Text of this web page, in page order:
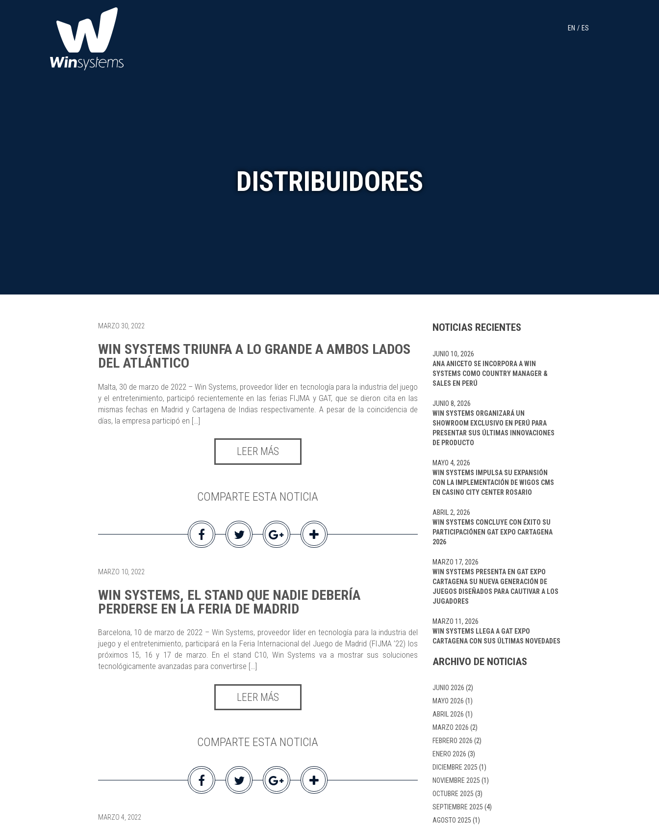
EN ES
DISTRIBUIDORES
MARZO 30, 2022
WIN SYSTEMS TRIUNFA A LO GRANDE A AMBOS LADOS
DEL ATLÁNTICO
Malta, 30 de marzo de 2022 – Win Systems, proveedor líder en tecnología para la industria del juego
y el entretenimiento, participó recientemente en las ferias FIJMA y GAT, que se dieron cita en las
mismas fechas en Madrid y Cartagena de Indias respectivamente. A pesar de la coincidencia de
días, la empresa participó en […]
LEER MÁS
COMPARTE ESTA NOTICIA
MARZO 10, 2022
WIN SYSTEMS, EL STAND QUE NADIE DEBERÍA
PERDERSE EN LA FERIA DE MADRID
Barcelona, 10 de marzo de 2022 – Win Systems, proveedor líder en tecnología para la industria del
juego y el entretenimiento, participará en la Feria Internacional del Juego de Madrid (FIJMA ’22) los
próximos 15, 16 y 17 de marzo. En el stand C10, Win Systems va a mostrar sus soluciones
tecnológicamente avanzadas para convertirse […]
LEER MÁS
COMPARTE ESTA NOTICIA
MARZO 4, 2022
NOTICIAS RECIENTES
ANA ANICETO SE INCORPORA A WIN
SYSTEMS COMO COUNTRY MANAGER &
SALES EN PERÚ
JUNIO 10, 2026
WIN SYSTEMS ORGANIZARÁ UN
SHOWROOM EXCLUSIVO EN PERÚ PARA
PRESENTAR SUS ÚLTIMAS INNOVACIONES
DE PRODUCTO
JUNIO 8, 2026
WIN SYSTEMS IMPULSA SU EXPANSIÓN
CON LA IMPLEMENTACIÓN DE WIGOS CMS
EN CASINO CITY CENTER ROSARIO
MAYO 4, 2026
WIN SYSTEMS CONCLUYE CON ÉXITO SU
PARTICIPACIÓNEN GAT EXPO CARTAGENA
2026
ABRIL 2, 2026
WIN SYSTEMS PRESENTA EN GAT EXPO
CARTAGENA SU NUEVA GENERACIÓN DE
JUEGOS DISEÑADOS PARA CAUTIVAR A LOS
JUGADORES
MARZO 17, 2026
WIN SYSTEMS LLEGA A GAT EXPO
CARTAGENA CON SUS ÚLTIMAS NOVEDADES
MARZO 11, 2026
ARCHIVO DE NOTICIAS
JUNIO 2026 (2)
MAYO 2026 (1)
ABRIL 2026 (1)
MARZO 2026 (2)
FEBRERO 2026 (2)
ENERO 2026 (3)
DICIEMBRE 2025 (1)
NOVIEMBRE 2025 (1)
OCTUBRE 2025 (3)
SEPTIEMBRE 2025 (4)
AGOSTO 2025 (1)